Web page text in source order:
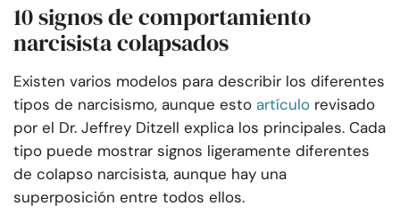
10 signos de comportamiento
narcisista colapsados
Existen varios modelos para describir los diferentes
tipos de narcisismo, aunque esto artículo revisado
por el Dr. Jeffrey Ditzell explica los principales. Cada
tipo puede mostrar signos ligeramente diferentes
de colapso narcisista, aunque hay una
superposición entre todos ellos.